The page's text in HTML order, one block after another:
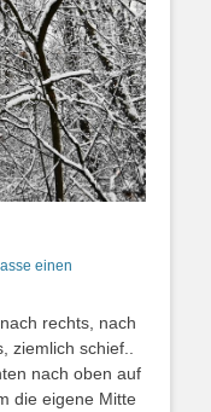
einen
rechts, nach
ziemlich schief..
nach oben auf
die eigene Mitte